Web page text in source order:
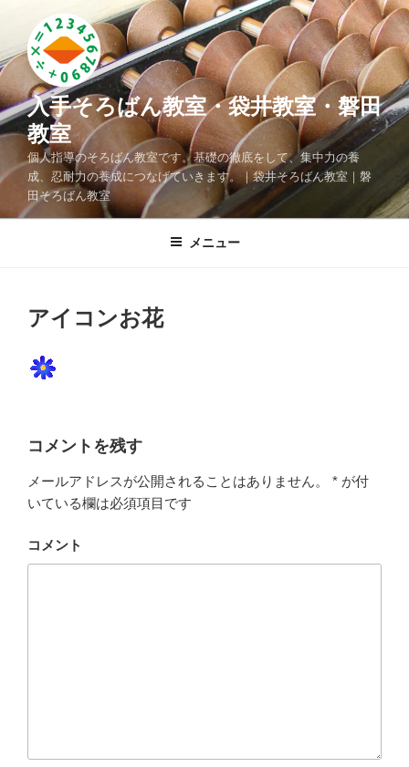
テ
ン
ツ
へ
ス
ッ
入手そろばん教室・袋井教室・磐田
教室
個人指導のそろばん教室です。基礎の徹底をして、集中力の養
成、忍耐力の養成につなげていきます。｜袋井そろばん教室｜磐
田そろばん教室
メニュー
アイコンお花
コメントを残す
メールアドレスが公開されることはありません。 * が付
いている欄は必須項目です
コメント